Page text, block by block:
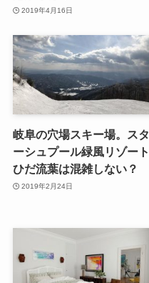
2019年4月16日
岐阜の穴場スキー場。スタ
ーシュプール緑風リゾート
ひだ流葉は混雑しない？
2019年2月24日